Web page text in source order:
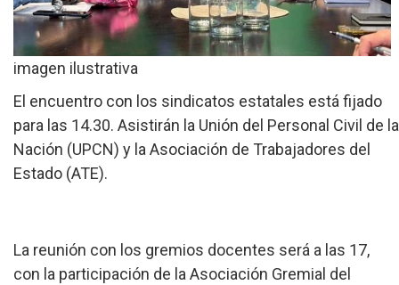
»
Espectáculos
»
Internacionales
»
Judiciales
»
Política
imagen ilustrativa
El encuentro con los sindicatos estatales está fijado
para las 14.30. Asistirán la Unión del Personal Civil de la
Nación (UPCN) y la Asociación de Trabajadores del
Estado (ATE).
La reunión con los gremios docentes será a las 17,
con la participación de la Asociación Gremial del